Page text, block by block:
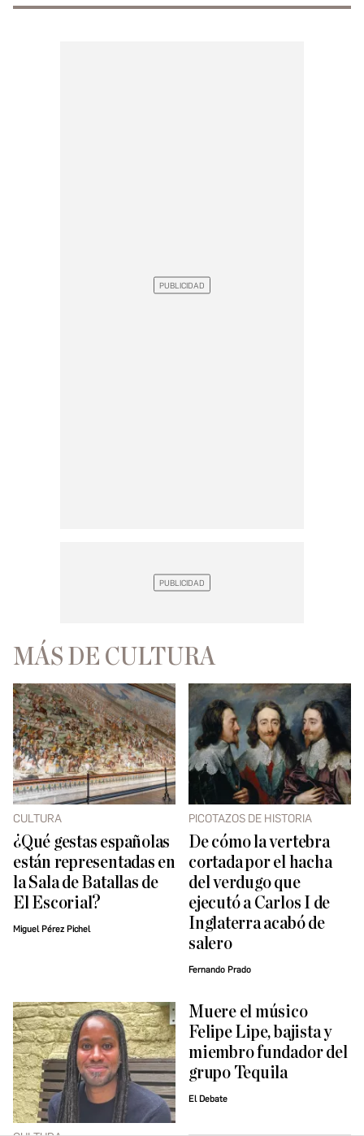
MÁS DE CULTURA
CULTURA
¿Qué gestas españolas
están representadas en
la Sala de Batallas de
El Escorial?
Miguel Pérez Pichel
PICOTAZOS DE HISTORIA
De cómo la vertebra
cortada por el hacha
del verdugo que
ejecutó a Carlos I de
Inglaterra acabó de
salero
Fernando Prado
Muere el músico
Felipe Lipe, bajista y
miembro fundador del
grupo Tequila
El Debate